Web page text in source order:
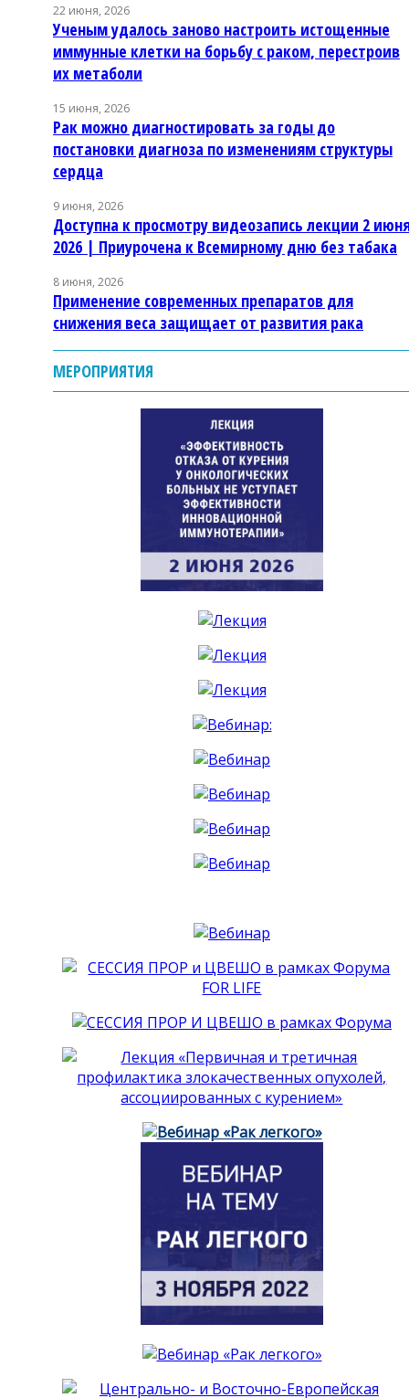
22 июня, 2026
Ученым удалось заново настроить истощенные
иммунные клетки на борьбу с раком, перестроив
их метаболи
15 июня, 2026
Рак можно диагностировать за годы до
постановки диагноза по изменениям структуры
сердца
9 июня, 2026
Доступна к просмотру видеозапись лекции 2
2026 | Приурочена к Всемирному дню без табака
8 июня, 2026
Применение современных препаратов для
снижения веса защищает от развития рака
МЕРОПРИЯТИЯ